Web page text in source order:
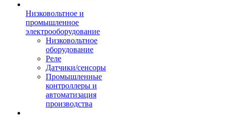
Низковольтное и
промышленное
электрооборудование
Низковольтное
оборудование
Реле
Датчики/сенсоры
Промышленные
контроллеры и
автоматизация
производства